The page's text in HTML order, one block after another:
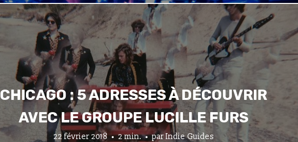
CHICAGO : 5 ADRESSES À DÉCOUVRIR
AVEC LE GROUPE LUCILLE FURS
22 février 2018 2 min. par Indie Guides